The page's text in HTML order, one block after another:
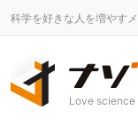
科学を好きな人を増やす
Love science